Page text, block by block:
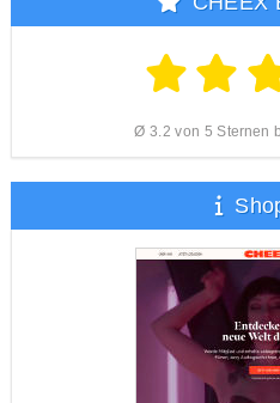
Ø 3.2 von 5 Sternen